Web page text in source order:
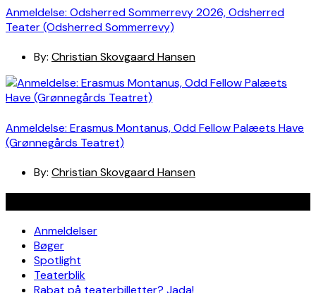
Anmeldelse: Odsherred Sommerrevy 2026, Odsherred
Teater (Odsherred Sommerrevy)
By: Christian Skovgaard Hansen
Anmeldelse: Erasmus Montanus, Odd Fellow Palæets Have
(Grønnegårds Teatret)
By: Christian Skovgaard Hansen
Anmeldelser
Bøger
Spotlight
Teaterblik
Rabat på teaterbilletter? Jada!